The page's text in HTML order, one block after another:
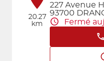
20.27
km
227 Avenue
93700
Fermé